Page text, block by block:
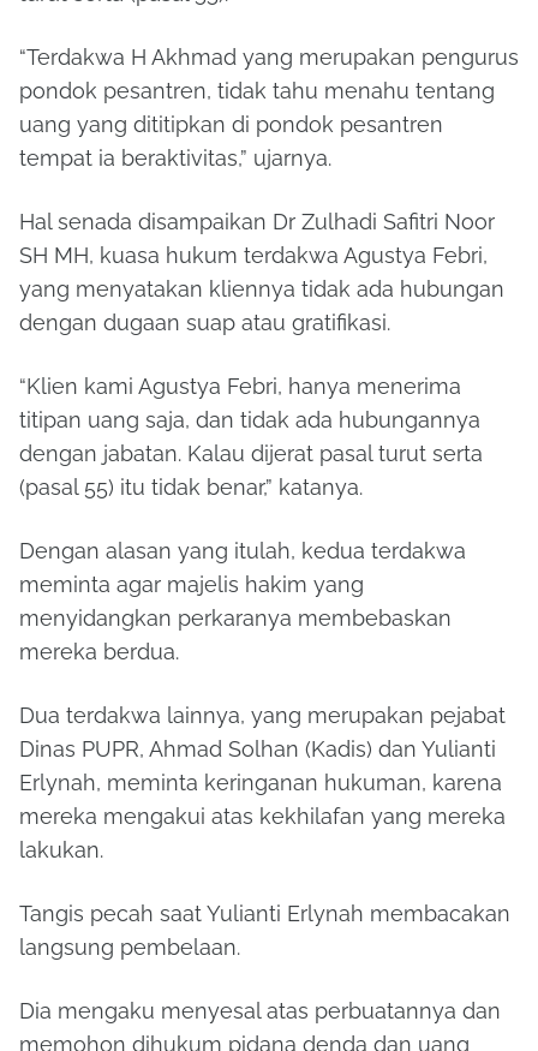
“Terdakwa H Akhmad yang merupakan pengurus
pondok pesantren, tidak tahu menahu tentang
uang yang dititipkan di pondok pesantren
tempat ia beraktivitas,” ujarnya.
Hal senada disampaikan Dr Zulhadi Safitri Noor
SH MH, kuasa hukum terdakwa Agustya Febri,
yang menyatakan kliennya tidak ada hubungan
dengan dugaan suap atau gratifikasi.
“Klien kami Agustya Febri, hanya menerima
titipan uang saja, dan tidak ada hubungannya
dengan jabatan. Kalau dijerat pasal turut serta
(pasal 55) itu tidak benar,” katanya.
Dengan alasan yang itulah, kedua terdakwa
meminta agar majelis hakim yang
menyidangkan perkaranya membebaskan
mereka berdua.
Dua terdakwa lainnya, yang merupakan pejabat
Dinas PUPR, Ahmad Solhan (Kadis) dan Yulianti
Erlynah, meminta keringanan hukuman, karena
mereka mengakui atas kekhilafan yang mereka
lakukan.
Tangis pecah saat Yulianti Erlynah membacakan
langsung pembelaan.
Dia mengaku menyesal atas perbuatannya dan
memohon dihukum pidana denda dan uang